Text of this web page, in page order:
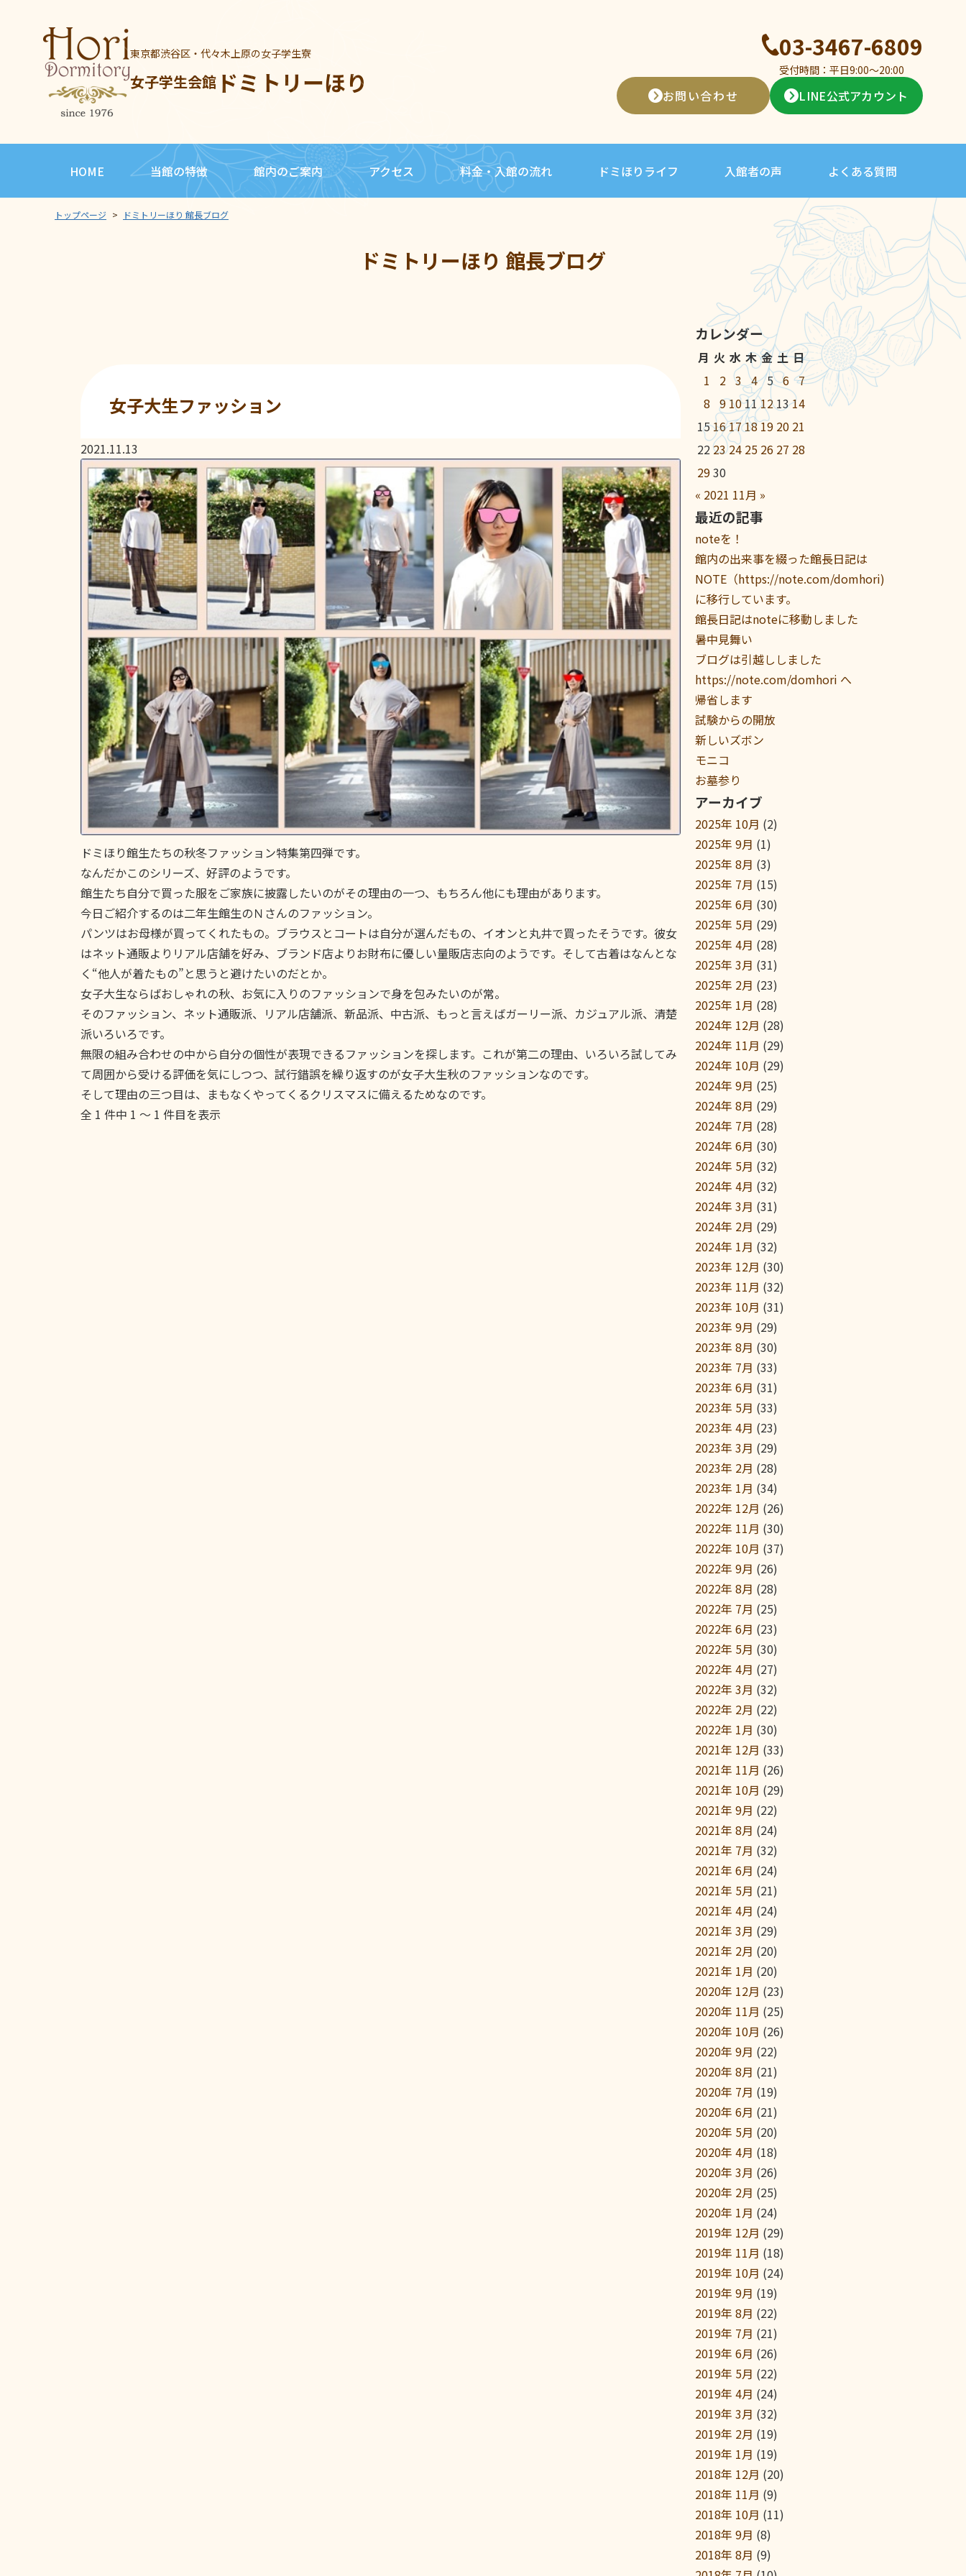
東京都渋谷区・代々木上原の女子学生寮
女子学生会館 ドミトリーほり
03-3467-6809
受付時間：平日9:00〜20:00
お問い合わせ LINE公式アカウント
HOME 当館の特徴 館内のご案内 アクセス 料金・入館の流れ ドミほりライフ 入館者の声 よくある質問
トップページ > ドミトリーほり 館長ブログ
ドミトリーほり 館長ブログ
女子大生ファッション
2021.11.13
ドミほり館生たちの秋冬ファッション特集第四弾です。
なんだかこのシリーズ、好評のようです。
館生たち自分で買った服をご家族に披露したいのがその理由の一つ、もちろん他にも理由があります。
今日ご紹介するのは二年生館生のＮさんのファッション。
パンツはお母様が買ってくれたもの。ブラウスとコートは自分が選んだもの、イオンと丸井で買ったそうです。彼女
はネット通販よりリアル店舗を好み、ブランド店よりお財布に優しい量販店志向のようです。そして古着はなんとな
く“他人が着たもの”と思うと避けたいのだとか。
女子大生ならばおしゃれの秋、お気に入りのファッションで身を包みたいのが常。
そのファッション、ネット通販派、リアル店舗派、新品派、中古派、もっと言えばガーリー派、カジュアル派、清楚
派いろいろです。
無限の組み合わせの中から自分の個性が表現できるファッションを探します。これが第二の理由、いろいろ試してみ
て周囲から受ける評価を気にしつつ、試行錯誤を繰り返すのが女子大生秋のファッションなのです。
そして理由の三つ目は、まもなくやってくるクリスマスに備えるためなのです。
全 1 件中 1 〜 1 件目を表示
カレンダー
月 火 水 木 金 土 日
1
2 3 4 5 6 7
8 9101112 1314
1516171819 20 21
2223 24 25 26 27 28
2930
« 2021 11月 »
最近の記事
noteを！
館内の出来事を綴った館長日記は
NOTE（https://note.com/domhori)
に移行しています。
館長日記はnoteに移動しました
暑中見舞い
ブログは引越ししました
https://note.com/domhori へ
帰省します
試験からの開放
新しいズボン
モニコ
お墓参り
アーカイブ
2025年 10月 (2)
2025年 9月 (1)
2025年 8月 (3)
2025年 7月 (15)
2025年 6月 (30)
2025年 5月 (29)
2025年 4月 (28)
2025年 3月 (31)
2025年 2月 (23)
2025年 1月 (28)
2024年 12月 (28)
2024年 11月 (29)
2024年 10月 (29)
2024年 9月 (25)
2024年 8月 (29)
2024年 7月 (28)
2024年 6月 (30)
2024年 5月 (32)
2024年 4月 (32)
2024年 3月 (31)
2024年 2月 (29)
2024年 1月 (32)
2023年 12月 (30)
2023年 11月 (32)
2023年 10月 (31)
2023年 9月 (29)
2023年 8月 (30)
2023年 7月 (33)
2023年 6月 (31)
2023年 5月 (33)
2023年 4月 (23)
2023年 3月 (29)
2023年 2月 (28)
2023年 1月 (34)
2022年 12月 (26)
2022年 11月 (30)
2022年 10月 (37)
2022年 9月 (26)
2022年 8月 (28)
2022年 7月 (25)
2022年 6月 (23)
2022年 5月 (30)
2022年 4月 (27)
2022年 3月 (32)
2022年 2月 (22)
2022年 1月 (30)
2021年 12月 (33)
2021年 11月 (26)
2021年 10月 (29)
2021年 9月 (22)
2021年 8月 (24)
2021年 7月 (32)
2021年 6月 (24)
2021年 5月 (21)
2021年 4月 (24)
2021年 3月 (29)
2021年 2月 (20)
2021年 1月 (20)
2020年 12月 (23)
2020年 11月 (25)
2020年 10月 (26)
2020年 9月 (22)
2020年 8月 (21)
2020年 7月 (19)
2020年 6月 (21)
2020年 5月 (20)
2020年 4月 (18)
2020年 3月 (26)
2020年 2月 (25)
2020年 1月 (24)
2019年 12月 (29)
2019年 11月 (18)
2019年 10月 (24)
2019年 9月 (19)
2019年 8月 (22)
2019年 7月 (21)
2019年 6月 (26)
2019年 5月 (22)
2019年 4月 (24)
2019年 3月 (32)
2019年 2月 (19)
2019年 1月 (19)
2018年 12月 (20)
2018年 11月 (9)
2018年 10月 (11)
2018年 9月 (8)
2018年 8月 (9)